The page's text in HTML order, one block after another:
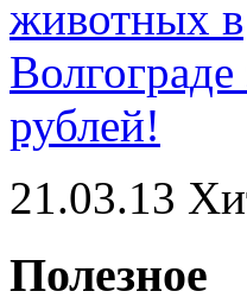
21.03.13
Полезное